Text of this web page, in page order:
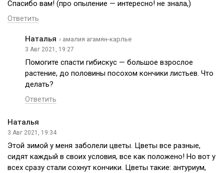
Спасибо вам! (про опыление — интересно! не знала,)
Ответить
Наталья › амалия агамян-карлье
3 Авг 2021, 19:27
Помогите спасти гибискус — большое взрослое
растение, до половины посохом кончики листьев. Что
делать?
Ответить
Наталья
3 Авг 2021, 19:34
Этой зимой у меня заболели цветы. Цветы все разные,
сидят каждый в своих условия, все как положено! Но вот у
всех сразу стали сохнут кончики. Цветы такие: антуриум,